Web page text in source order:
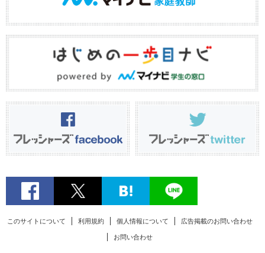
このサイトについて 利用規約 個人情報について 広告掲載のお問い合わせ
お問い合わせ